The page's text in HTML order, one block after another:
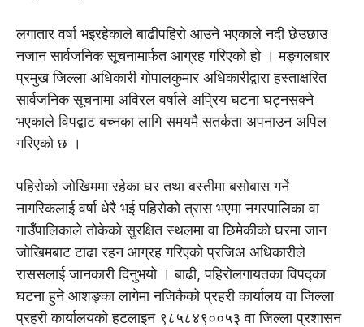
लगातार वर्षा भइरहेकाले बाढीपहिरो आउने भएकाले नदी छेउछाउ
नजान सार्वजनिक सूचनामार्फत आग्रह गरिएको हो । मङ्गलबार
प्रमुख जिल्ला अधिकारी गोपालकुमार अधिकारीद्वारा हस्ताक्षरित
सार्वजनिक सूचनामा अविरल वर्षाले अप्रिय घटना घट्नसक्ने
भएकाले विपद्बाट बच्नका लागि समयमै सतर्कता अपनाउन अपिल
गरिएको छ ।
पहिरोको जोखिममा रहेका घर तथा बस्तीमा बसोबास गर्ने
नागरिकलाई वर्षा धेरै भई पहिरोको त्रास भएमा नगरपालिका वा
गाउँपालिकाले तोकेको सुरक्षित स्थलमा वा छिमेकीको घरमा जान
जोखिमबाट टाढा रहन आग्रह गरिएको प्रजिअ अधिकारीले
राससलाई जानकारी दिनुभयो । बाढी, पहिरोलगायतका विपद्का
घटना हुने आशङ्का लागेमा नजिकैको प्रहरी कार्यालय वा जिल्ला
प्रहरी कार्यालयको हटलाइन ९८५८४९००५३ वा जिल्ला प्रशासन